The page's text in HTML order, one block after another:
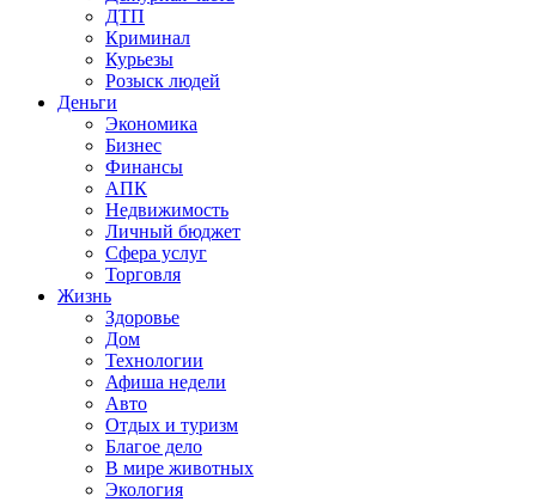
ДТП
Криминал
Курьезы
Розыск людей
Деньги
Экономика
Бизнес
Финансы
АПК
Недвижимость
Личный бюджет
Сфера услуг
Торговля
Жизнь
Здоровье
Дом
Технологии
Афиша недели
Авто
Отдых и туризм
Благое дело
В мире животных
Экология